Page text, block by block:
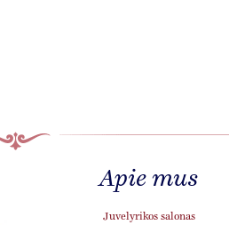
Apie mus
Juvelyrikos salonas